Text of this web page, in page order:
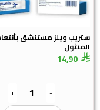
ستريب ويلز مستنشق
المنثول
14,90
-
+